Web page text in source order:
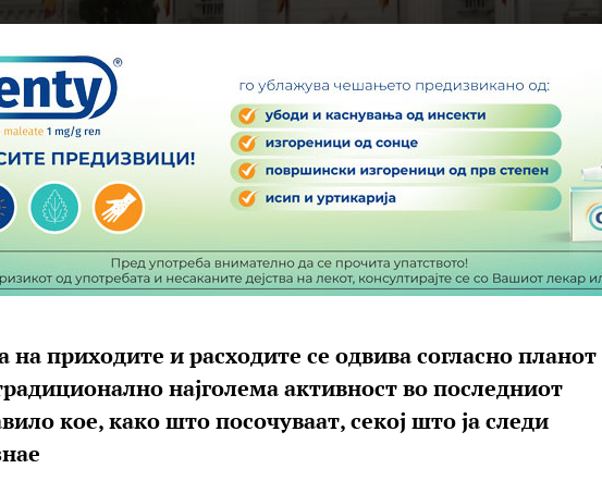
на приходите и расходите се одвива согласно
најголема активност во последниот
кое, како што посочуваат, секој што ја следи